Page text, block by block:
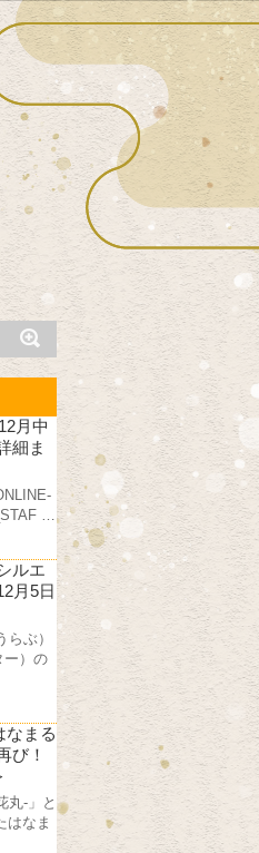
月中
細ま
…
ルエ
月5日
ぶ）
ー）の
なまる
び！
丸-」と
はなま